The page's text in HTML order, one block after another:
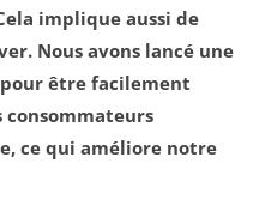
implique aussi de
Nous avons lancé une
être facilement
consommateurs
ce qui améliore notre